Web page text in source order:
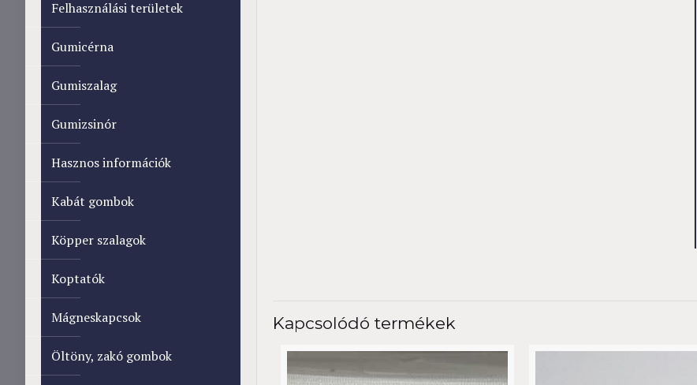
Kapcsolódó termékek
Felhasználási területek
Gumicérna
Gumiszalag
Gumizsinór
Hasznos információk
Kabát gombok
Köpper szalagok
Koptatók
Mágneskapcsok
Öltöny, zakó gombok